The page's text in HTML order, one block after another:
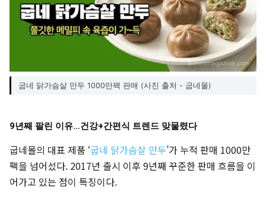
굽네 닭가슴살 만두 1000만팩 판매 (사진 출처 - 굽네몰)
9년째 팔린 이유…건강+간편식 트렌드 맞물렸다
굽네몰의 대표 제품 ‘굽네 닭가슴살 만두’가 누적 판매 1000만
팩을 넘어섰다. 2017년 출시 이후 9년째 꾸준한 판매 흐름을 이
어가고 있는 점이 특징이다.